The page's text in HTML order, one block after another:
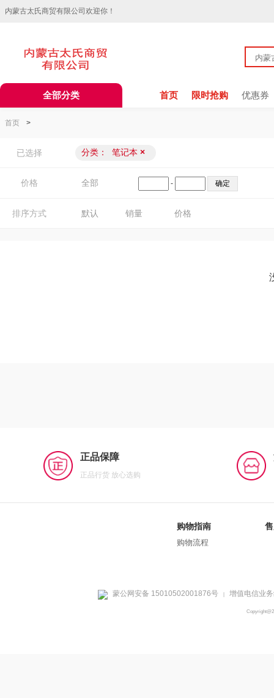
内蒙古太氏商贸有限公司欢迎你！
全部分类 首页 限时抢购 优惠券
首页 >
已选择 分类： 笔记本 ×
价格 全部 -
排序方式 默认 销量 价格
正品保障
正品行货 放心选购
购物指南
购物流程
蒙公网安备 15010502001876号 | 增值电信业